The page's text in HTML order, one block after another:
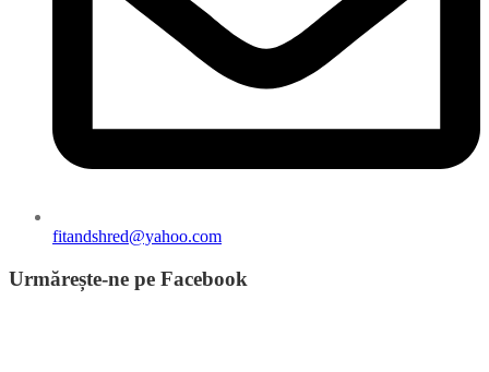
fitandshred@yahoo.com
Urmărește-ne pe Facebook